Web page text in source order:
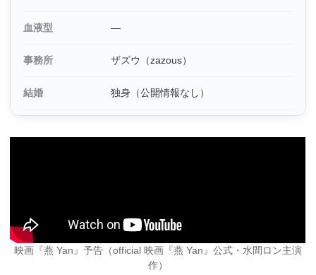
血液型 —
事務所 ザズウ（zazous）
結婚 独身（公開情報なし）
映画『燕 Yan』予告（official 映画『燕 Yan』公式・水間ロン主演
作）